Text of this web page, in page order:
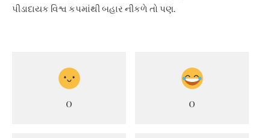
પીડાદાયક વિશ્વ કપમાંથી બહાર નીકળે તો પણ.
0 0